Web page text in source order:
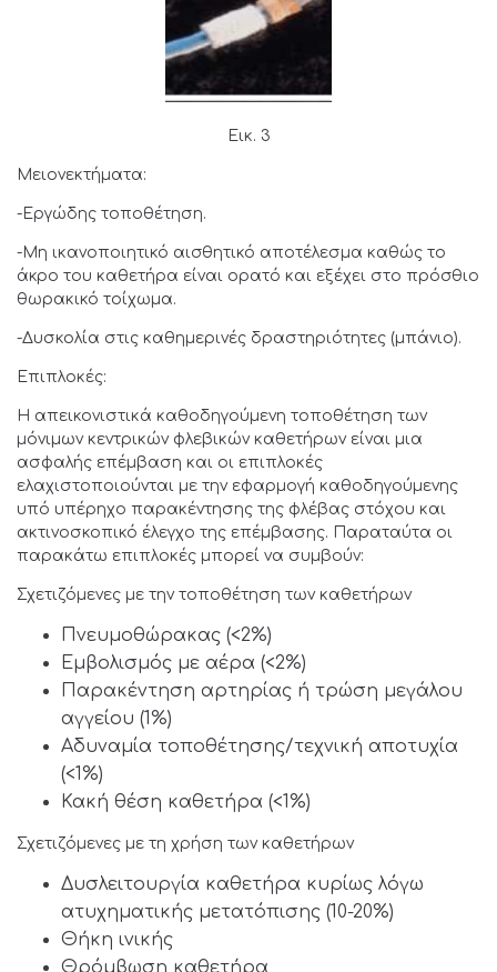
Εικ. 3
Μειονεκτήματα:
-Εργώδης τοποθέτηση.
-Μη ικανοποιητικό αισθητικό αποτέλεσμα καθώς το
άκρο του καθετήρα είναι ορατό και εξέχει στο πρόσθιο
θωρακικό τοίχωμα.
-Δυσκολία στις καθημερινές δραστηριότητες (μπάνιο).
Επιπλοκές:
Η απεικονιστικά καθοδηγούμενη τοποθέτηση των
μόνιμων κεντρικών φλεβικών καθετήρων είναι μια
ασφαλής επέμβαση και οι επιπλοκές
ελαχιστοποιούνται με την εφαρμογή καθοδηγούμενης
υπό υπέρηχο παρακέντησης της φλέβας στόχου και
ακτινοσκοπικό έλεγχο της επέμβασης. Παραταύτα οι
παρακάτω επιπλοκές μπορεί να συμβούν:
Σχετιζόμενες με την τοποθέτηση των καθετήρων
Πνευμοθώρακας (<2%)
Εμβολισμός με αέρα (<2%)
Παρακέντηση αρτηρίας ή τρώση μεγάλου
αγγείου (1%)
Αδυναμία τοποθέτησης/τεχνική αποτυχία
(<1%)
Κακή θέση καθετήρα (<1%)
Σχετιζόμενες με τη χρήση των καθετήρων
Δυσλειτουργία καθετήρα κυρίως λόγω
ατυχηματικής μετατόπισης (10-20%)
Θήκη ινικής
Θρόμβωση καθετήρα